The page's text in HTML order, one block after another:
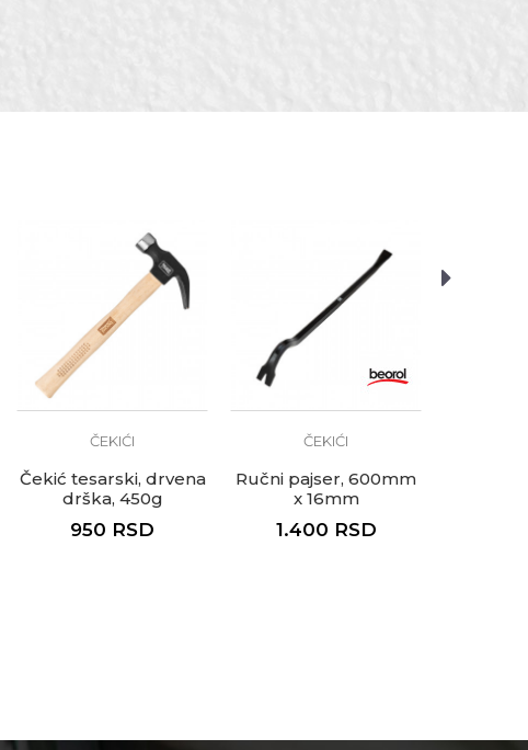
ČEKIĆI
Čekić tesarski, drvena
drška, 450g
950 RSD
ČEKIĆI
Ručni pajser, 600mm
x 16mm
1.400 RSD